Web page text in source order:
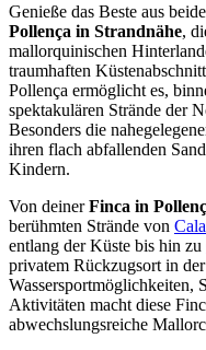
Genieße das Beste aus
Pollença in Strandnähe,
mallorquinischen
traumhaften
Pollença ermöglicht es,
spektakulären Strände der
Besonders die
ihren flach abfallenden
Kindern.
Von deinerFinca in
berühmten Strände von
entlang der Küste bis hin zu
privatem Rückzugsort in
Wassersportmöglichkeiten,
Aktivitäten macht diese
abwechslungsreiche